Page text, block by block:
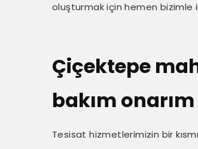
oluşturmak için hemen bizimle
Çiçektepe
bakım
Tesisat hizmetlerimizin bir